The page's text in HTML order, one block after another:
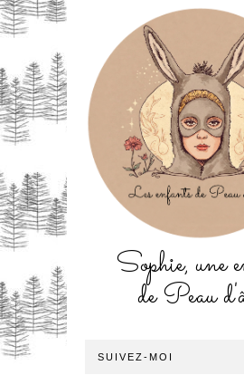
Sophie, une
de Peau
SUIVEZ-MOI